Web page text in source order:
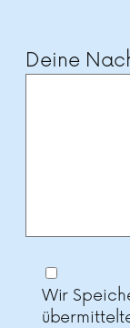
Deine
Wir